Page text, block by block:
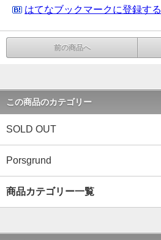
はてなブックマークに登録する
前の商品へ
この商品のカテゴリー
SOLD OUT
Porsgrund
商品カテゴリー一覧